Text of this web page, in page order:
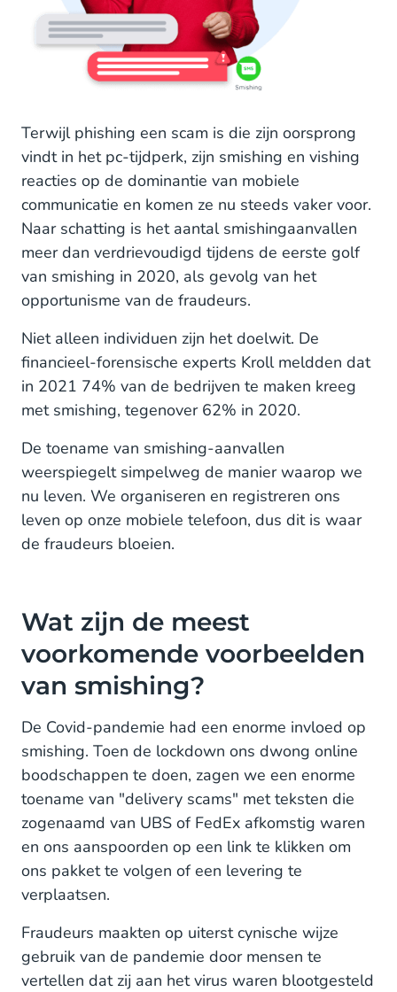
Terwijl phishing een scam is die zijn oorsprong
vindt in het pc-tijdperk, zijn smishing en vishing
reacties op de dominantie van mobiele
communicatie en komen ze nu steeds vaker voor.
Naar schatting is het aantal smishingaanvallen
meer dan verdrievoudigd tijdens de eerste golf
van smishing in 2020, als gevolg van het
opportunisme van de fraudeurs.
Niet alleen individuen zijn het doelwit. De
financieel-forensische experts Kroll meldden dat
in 2021 74% van de bedrijven te maken kreeg
met smishing, tegenover 62% in 2020.
De toename van smishing-aanvallen
weerspiegelt simpelweg de manier waarop we
nu leven. We organiseren en registreren ons
leven op onze mobiele telefoon, dus dit is waar
de fraudeurs bloeien.
Wat zijn de meest
voorkomende voorbeelden
van smishing?
De Covid-pandemie had een enorme invloed op
smishing. Toen de lockdown ons dwong online
boodschappen te doen, zagen we een enorme
toename van "delivery scams" met teksten die
zogenaamd van UBS of FedEx afkomstig waren
en ons aanspoorden op een link te klikken om
ons pakket te volgen of een levering te
verplaatsen.
Fraudeurs maakten op uiterst cynische wijze
gebruik van de pandemie door mensen te
vertellen dat zij aan het virus waren blootgesteld